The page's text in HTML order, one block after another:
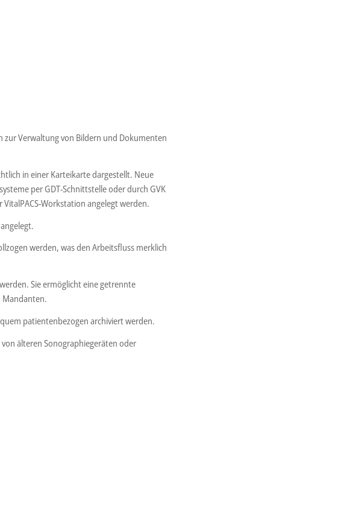
zur Verwaltung von Bildern und Dokumenten
in einer Karteikarte dargestellt. Neue
per GDT-Schnittstelle oder durch GVK
Workstation angelegt werden.
werden, was den Arbeitsfluss merklich
Sie ermöglicht eine getrennte
Mandanten.
patientenbezogen archiviert werden.
älteren Sonographiegeräten oder